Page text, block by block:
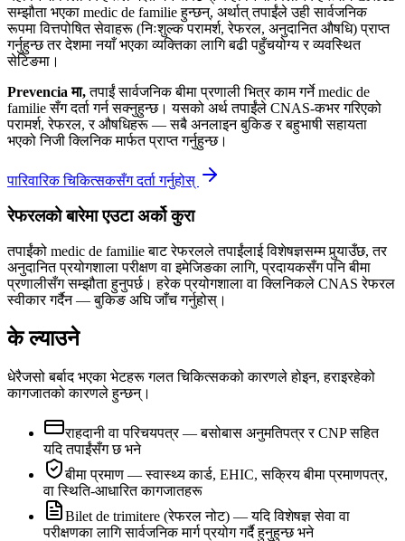
सम्झौता भएका medic de familie हुन्छन्, अर्थात् तपाईंले उही सार्वजनिक
रूपमा वित्तपोषित सेवाहरू (निःशुल्क परामर्श, रेफरल, अनुदानित औषधि) प्राप्त
गर्नुहुन्छ तर देशमा नयाँ भएका व्यक्तिका लागि बढी पहुँचयोग्य र व्यवस्थित
सेटिङमा।
Prevencia मा,तपाईं सार्वजनिक बीमा प्रणाली भित्र काम गर्ने medic de
familie सँग दर्ता गर्न सक्नुहुन्छ। यसको अर्थ तपाईंले CNAS-कभर गरिएको
परामर्श, रेफरल, र औषधिहरू — सबै अनलाइन बुकिङ र बहुभाषी सहायता
भएको निजी क्लिनिक मार्फत प्राप्त गर्नुहुन्छ।
पारिवारिक चिकित्सकसँग दर्ता गर्नुहोस्
रेफरलको बारेमा एउटा अर्को कुरा
तपाईंको medic de familie बाट रेफरलले तपाईंलाई विशेषज्ञसम्म पुर्‍याउँछ, तर
अनुदानित प्रयोगशाला परीक्षण वा इमेजिङका लागि, प्रदायकसँग पनि बीमा
प्रणालीसँग सम्झौता हुनुपर्छ। हरेक प्रयोगशाला वा क्लिनिकले CNAS रेफरल
स्वीकार गर्दैन — बुकिङ अघि जाँच गर्नुहोस्।
के ल्याउने
धेरैजसो बर्बाद भएका भेटहरू गलत चिकित्सकको कारणले होइन, हराइरहेको
कागजातको कारणले हुन्छन्।
राहदानी वा परिचयपत्र — बसोबास अनुमतिपत्र र CNP सहित
यदि तपाईंसँग छ भने
बीमा प्रमाण — स्वास्थ्य कार्ड, EHIC, सक्रिय बीमा प्रमाणपत्र,
वा स्थिति-आधारित कागजातहरू
Bilet de trimitere (रेफरल नोट) — यदि विशेषज्ञ सेवा वा
परीक्षणका लागि सार्वजनिक मार्ग प्रयोग गर्दै हुनुहुन्छ भने